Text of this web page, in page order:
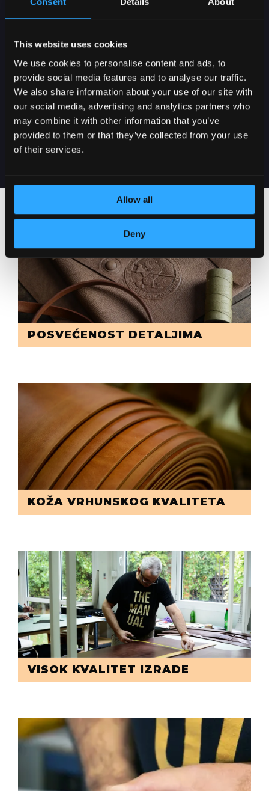
This website uses cookies
We use cookies to personalise content and ads, to
provide social media features and to analyse our traffic.
We also share information about your use of our site with
our social media, advertising and analytics partners who
may combine it with other information that you’ve
provided to them or that they’ve collected from your use
of their services.
Allow all
Deny
DOSTAVA U SRBIJI
2-5 DANA
POSVEĆENOST DETALJIMA
KOŽA VRHUNSKOG KVALITETA
VISOK KVALITET IZRADE